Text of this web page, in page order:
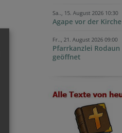
Sa.., 15. August 2026 10:30
Agape vor der Kirche
Fr.., 21. August 2026 09:00
Pfarrkanzlei Rodaun
geöffnet